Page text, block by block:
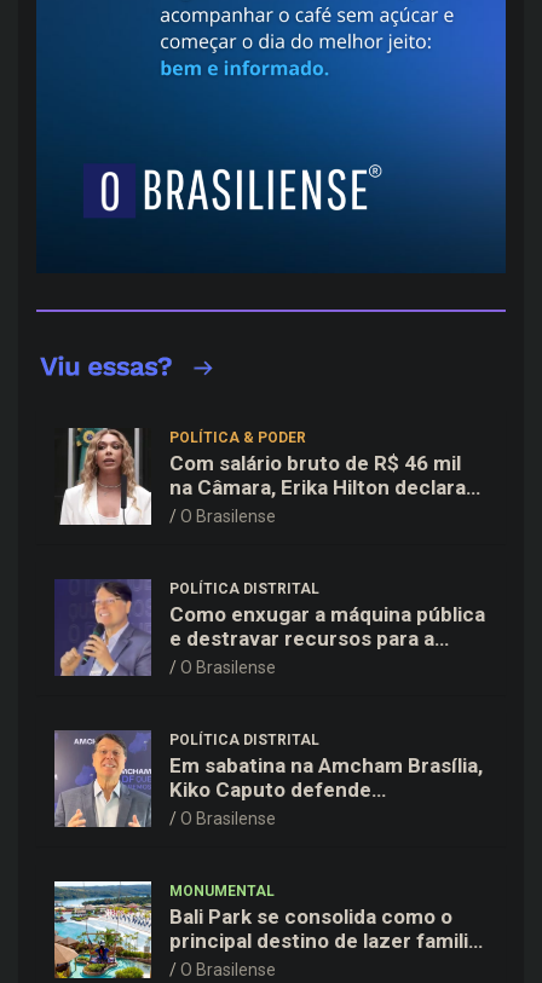
POLÍTICA & PODER
Com salário bruto de R$ 46 mil
na Câmara, Erika Hilton declara
patrimônio de R$ 15,9 mil ao TSE
O Brasilense
POLÍTICA DISTRITAL
Como enxugar a máquina pública
e destravar recursos para a
saúde e educação no DF
O Brasilense
POLÍTICA DISTRITAL
Em sabatina na Amcham Brasília,
Kiko Caputo defende
modernização e plano para
O Brasilense
MONUMENTAL
Bali Park se consolida como o
principal destino de lazer familiar
para o Dia dos Pais no entorno do
O Brasilense